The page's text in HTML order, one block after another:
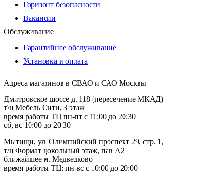
Горизонт безопасности
Вакансии
Обслуживание
Гарантийное обслуживание
Установка и оплата
Адреса магазинов в СВАО и САО Москвы
Дмитровское шоссе д. 118 (пересечение МКАД)
т\ц Мебель Сити, 3 этаж
время работы ТЦ пн-пт с 11:00 до 20:30
сб, вс 10:00 до 20:30
Мытищи, ул. Олимпийский проспект 29, стр. 1,
т/ц Формат цокольный этаж, пав А2
ближайшее м. Медведково
время работы ТЦ: пн-вс с 10:00 до 20:00